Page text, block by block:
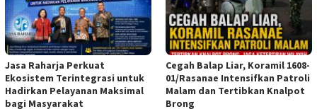
Jasa Raharja Perkuat
Ekosistem Terintegrasi untuk
Hadirkan Pelayanan Maksimal
bagi Masyarakat
Cegah Balap Liar, Koramil 1608-
01/Rasanae Intensifkan Patroli
Malam dan Tertibkan Knalpot
Brong